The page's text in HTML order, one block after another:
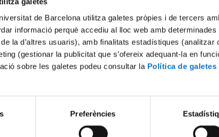
de Barcelona utilitza galetes pròpies i de tercers
informació perquè accediu al lloc web amb
la d’altres usuaris), amb finalitats estadístiques
(gestionar la publicitat que s’ofereix adequant-la en
sobre les galetes podeu consultar la Política de
Preferències